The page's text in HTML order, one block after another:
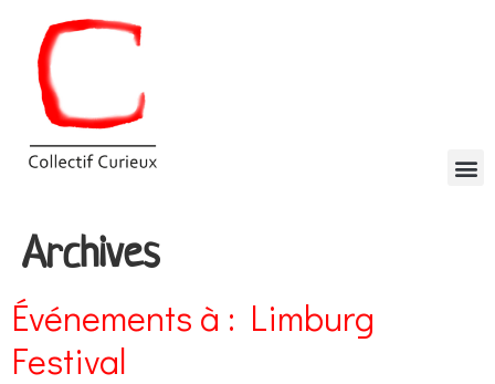
Archives
Événements à : Limburg
Festival